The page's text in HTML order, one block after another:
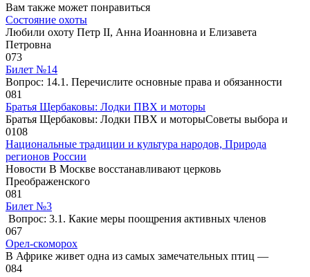
Вам также может понравиться
Состояние охоты
Любили охоту Петр II, Анна Иоанновна и Елизавета
Петровна
073
Билет №14
Вопрос: 14.1. Перечислите основные права и обязанности
081
Братья Щербаковы: Лодки ПВХ и моторы
Братья Щербаковы: Лодки ПВХ и моторыCоветы выбора и
0108
Национальные традиции и культура народов, Природа
регионов России
Новости В Москве восстанавливают церковь
Преображенского
081
Билет №3
Вопрос: 3.1. Какие меры поощрения активных членов
067
Орел-скоморох
В Африке живет одна из самых замечательных птиц —
084